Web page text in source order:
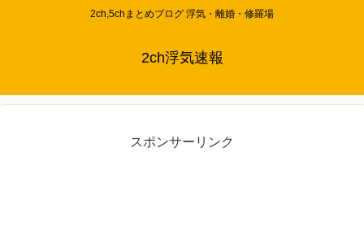
2ch,5chまとめブログ 浮気・離婚・修羅場
2ch浮気速報
スポンサーリンク